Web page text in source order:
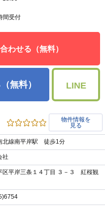
間受付
わせる（無料）
無料） LINE
物件情報を
見る
北線南平岸駅 徒歩1分
社
区平岸三条１４丁目 ３－３ 紅桜観